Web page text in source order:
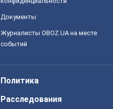
Документы
Журналисты OBOZ.UA на месте
событий
Политика
Расследования